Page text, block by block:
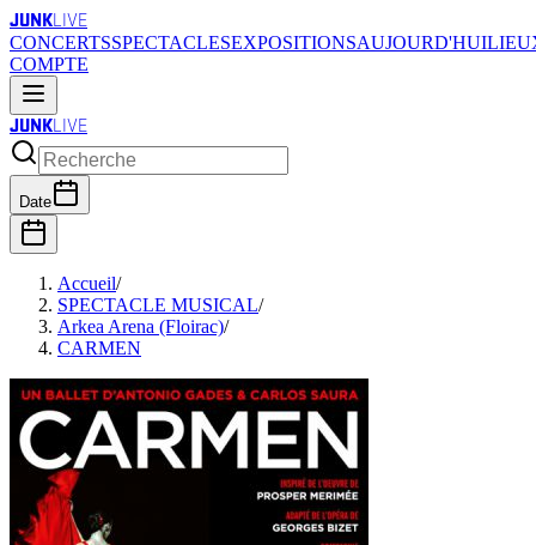
JUNKLIVE
CONCERTSSPECTACLESEXPOSITIONSAUJOURD'HUI
COMPTE
JUNKLIVE
Date
Accueil/
SPECTACLE MUSICAL/
Arkea Arena (Floirac)/
CARMEN